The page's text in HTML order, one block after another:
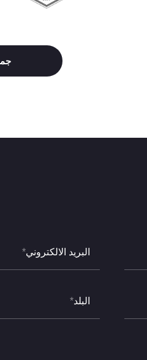
البريد الالكتروني*
البلد*